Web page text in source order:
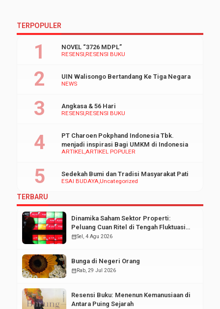
TERPOPULER
RESENSI RESENSI BUKU
NOVEL “3726 MDPL”
NEWS
UIN Walisongo Bertandang Ke Tiga Negara
RESENSI RESENSI BUKU
Angkasa & 56 Hari
ARTIKEL ARTIKEL POPULER
PT Charoen Pokphand Indonesia Tbk.
menjadi inspirasi Bagi UMKM di Indonesia
ESAI BUDAYA Uncategorized
Sedekah Bumi dan Tradisi Masyarakat Pati
TERBARU
Dinamika Saham Sektor Properti:
Peluang Cuan Ritel di Tengah Fluktuasi
Pasar Modal
calendar_monthSel, 4 Agu 2026
Bunga di Negeri Orang
calendar_monthRab, 29 Jul 2026
Resensi Buku: Menenun Kemanusiaan di
Antara Puing Sejarah